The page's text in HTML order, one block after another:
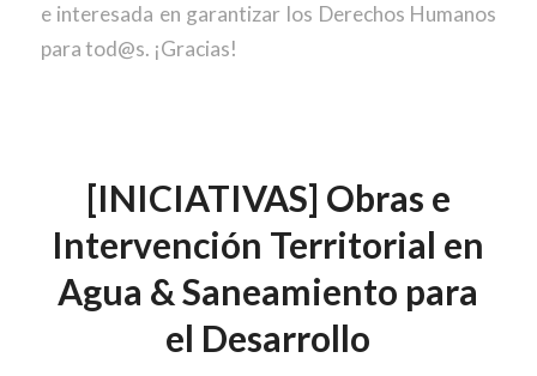
e interesada en garantizar los Derechos Humanos
para tod@s. ¡Gracias!
[INICIATIVAS] Obras e
Intervención Territorial en
Agua & Saneamiento para
el Desarrollo